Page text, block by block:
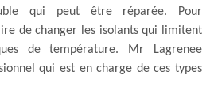
qui peut être réparée. Pour
de changer les isolants qui limitent
de température. Mr Lagrenee
qui est en charge de ces types